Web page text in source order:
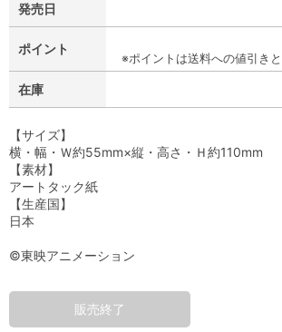
発売日
ポイント
※ポイントは送料への値引き
在庫
【サイズ】
横・幅・Ｗ約55mm×縦・高さ・Ｈ約110mm
【素材】
アートタック紙
【生産国】
日本
©東映アニメーション
販売終了